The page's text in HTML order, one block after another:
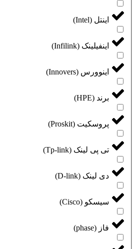
اینتل (Intel)
اینفیلینک (Infilink)
اینوورس (Innovers)
برند (HPE)
پروسکیت (Proskit)
تی پی لینک (Tp-link)
دی لینک (D-link)
سیسکو (Cisco)
فاز (phase)